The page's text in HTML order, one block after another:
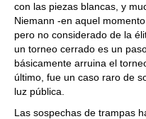
con las piezas blancas, y
Niemann -en aquel
pero no considerado de la
un torneo cerrado es un
básicamente arruina el
último, fue un caso raro de
luz pública.
Las sospechas de trampas